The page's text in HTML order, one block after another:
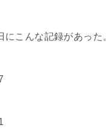
こんな記録があった。